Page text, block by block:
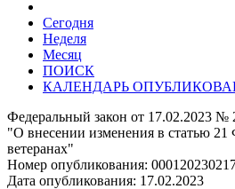
Сегодня
Неделя
Месяц
ПОИСК
КАЛЕНДАРЬ
Федеральный закон от 17.02.2023 №
"О внесении изменения в статью 21
ветеранах"
Номер опубликования:
Дата опубликования: 17.02.2023